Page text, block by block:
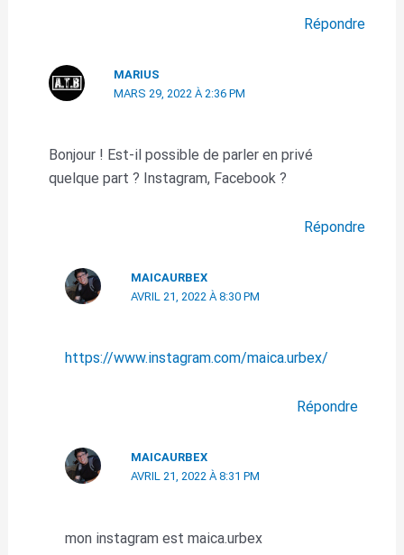
Répondre
MARIUS
MARS 29, 2022 À 2:36 PM
Bonjour ! Est-il possible de parler en privé
quelque part ? Instagram, Facebook ?
Répondre
MAICAURBEX
AVRIL 21, 2022 À 8:30 PM
https://www.instagram.com/maica.urbex/
Répondre
MAICAURBEX
AVRIL 21, 2022 À 8:31 PM
mon instagram est maica.urbex